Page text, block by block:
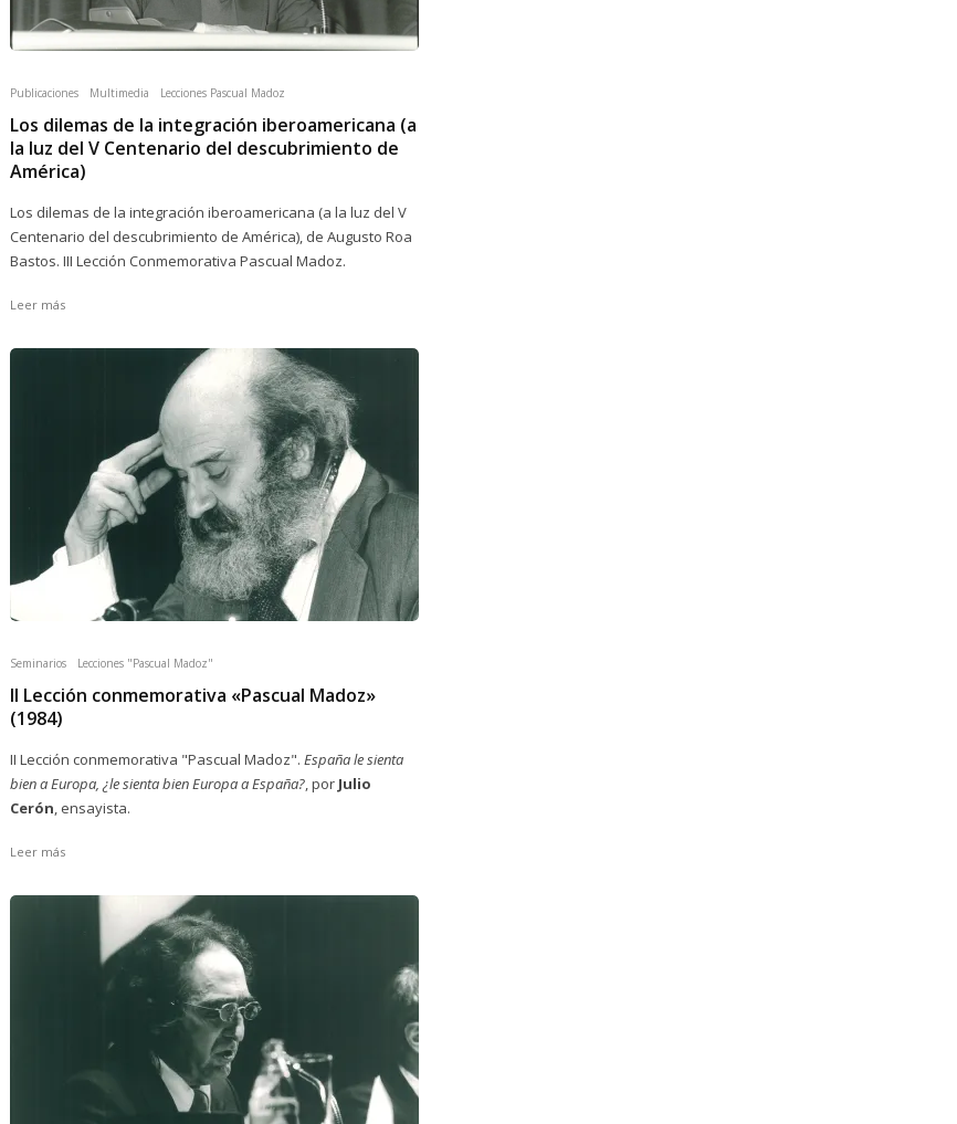
Publicaciones Multimedia Lecciones Pascual Madoz
Los dilemas de la integración iberoamericana (a
la luz del V Centenario del descubrimiento de
América)
Los dilemas de la integración iberoamericana (a la luz del V
Centenario del descubrimiento de América), de Augusto Roa
Bastos. III Lección Conmemorativa Pascual Madoz.
Leer más
Seminarios Lecciones "Pascual Madoz"
II Lección conmemorativa «Pascual Madoz»
(1984)
II Lección conmemorativa "Pascual Madoz". España le sienta
bien a Europa, ¿le sienta bien Europa a España?, por Julio
Cerón, ensayista.
Leer más